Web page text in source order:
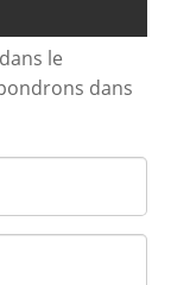
le
dans